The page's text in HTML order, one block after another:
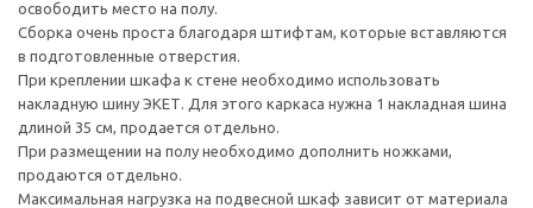
освободить место на полу.
Сборка очень проста благодаря штифтам, которые вставляются
в подготовленные отверстия.
При креплении шкафа к стене необходимо использовать
накладную шину ЭКЕТ. Для этого каркаса нужна 1 накладная шина
длиной 35 см, продается отдельно.
При размещении на полу необходимо дополнить ножками,
продаются отдельно.
Максимальная нагрузка на подвесной шкаф зависит от материала